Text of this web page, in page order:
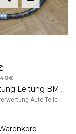
Klimaleitung Leitung BMW 5er E39 150 PS 520i 2,0i DN8 127
Auto-Teile